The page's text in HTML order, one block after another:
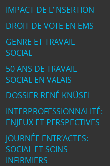
IMPACT DE L’INSERTION
DROIT DE VOTE EN EMS
GENRE ET TRAVAIL
SOCIAL
50 ANS DE TRAVAIL
SOCIAL EN VALAIS
DOSSIER RENÉ KNÜSEL
INTERPROFESSIONNALITÉ:
ENJEUX ET PERSPECTIVES
JOURNÉE ENTR’ACTES:
SOCIAL ET SOINS
INFIRMIERS